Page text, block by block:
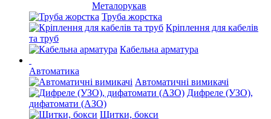
Металорукав
Труба жорстка
Кріплення для кабелів
та труб
Кабельна арматура
Автоматика
Автоматичні вимикачі
Дифреле (УЗО),
дифатомати (АЗО)
Щитки, бокси